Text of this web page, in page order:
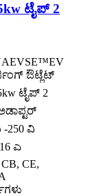
ಟೈಪ್ 2
ಔಟ್ಲೆಟ್
ಟೈಪ್ 2
-250 ವಿ
ಎ
CE,